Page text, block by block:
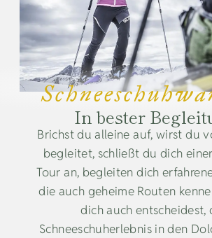
In bester
Brichst du alleine auf, wirst du
begleitet, schließt du dich
Tour an, begleiten dich
die auch geheime Routen
dich auch entscheidest,
Schneeschuherlebnis in den